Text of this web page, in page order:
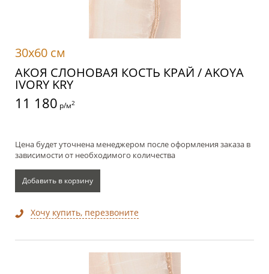
30x60 см
АКОЯ СЛОНОВАЯ КОСТЬ КРАЙ / AKOYA
IVORY KRY
11 180 р/м2
Цена будет уточнена менеджером после оформления заказа в
зависимости от необходимого количества
Добавить в корзину
Хочу купить, перезвоните